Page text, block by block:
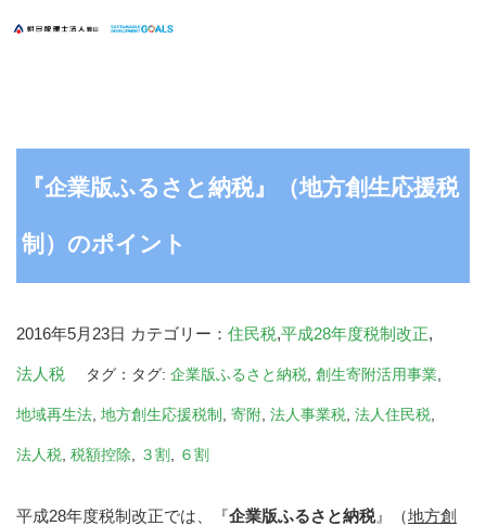
『企業版ふるさと納税』（地方創生応援税
制）のポイント
2016年5月23日 カテゴリー： 住民税,平成28年度税制改正,
法人税 タグ：タグ: 企業版ふるさと納税 創生寄附活用事業
地域再生法 地方創生応援税制 寄附 法人事業税 法人住民税
法人税 税額控除 ３割 ６割
平成28年度税制改正では、『企業版ふるさと納税』（地方創